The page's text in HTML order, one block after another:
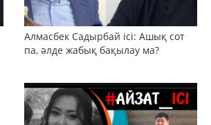
Алмасбек Садырбай ісі: Ашық сот
па, әлде жабық бақылау ма?